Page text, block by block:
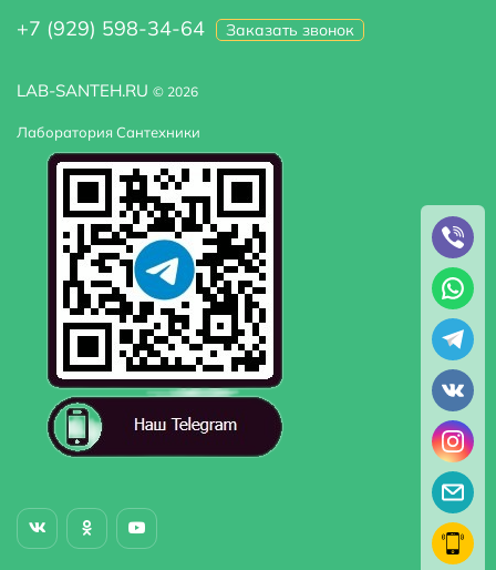
LAB-SANTEH.RU © 2026
Лаборатория Сантехники
+7 (929) 598-34-64 Заказать звонок